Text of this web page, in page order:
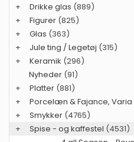
+
Drikke glas (889)
+
Figurer (825)
+
Glas (363)
+
Jule ting / Legetøj (315)
+
Keramik (296)
Nyheder (91)
+
Platter (881)
+
Porcelæn & Fajance, Varia
+
Smykker (4765)
+
Spise - og kaffestel (4531)